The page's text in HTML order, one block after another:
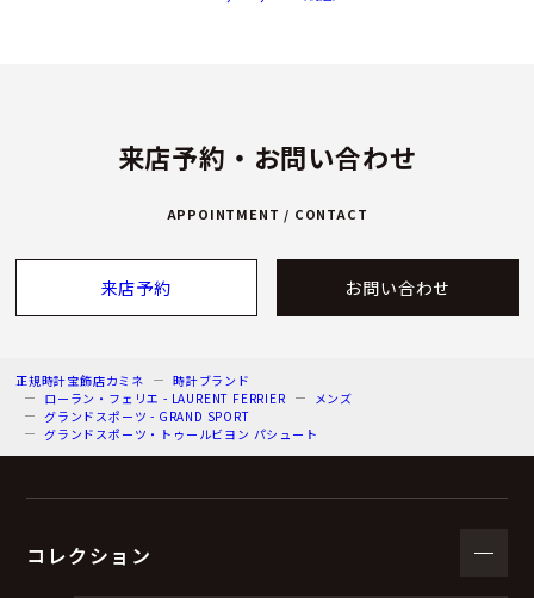
来店予約・お問い合わせ
APPOINTMENT / CONTACT
来店予約 お問い合わせ
正規時計宝飾店カミネ
時計ブランド
ローラン・フェリエ - LAURENT FERRIER
メンズ
グランドスポーツ - GRAND SPORT
グランドスポーツ・トゥールビヨン パシュート
コレクション